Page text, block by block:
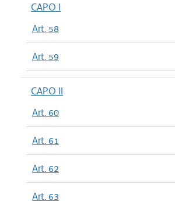
CAPO I
Art. 58
Art. 59
CAPO II
Art. 60
Art. 61
Art. 62
Art. 63